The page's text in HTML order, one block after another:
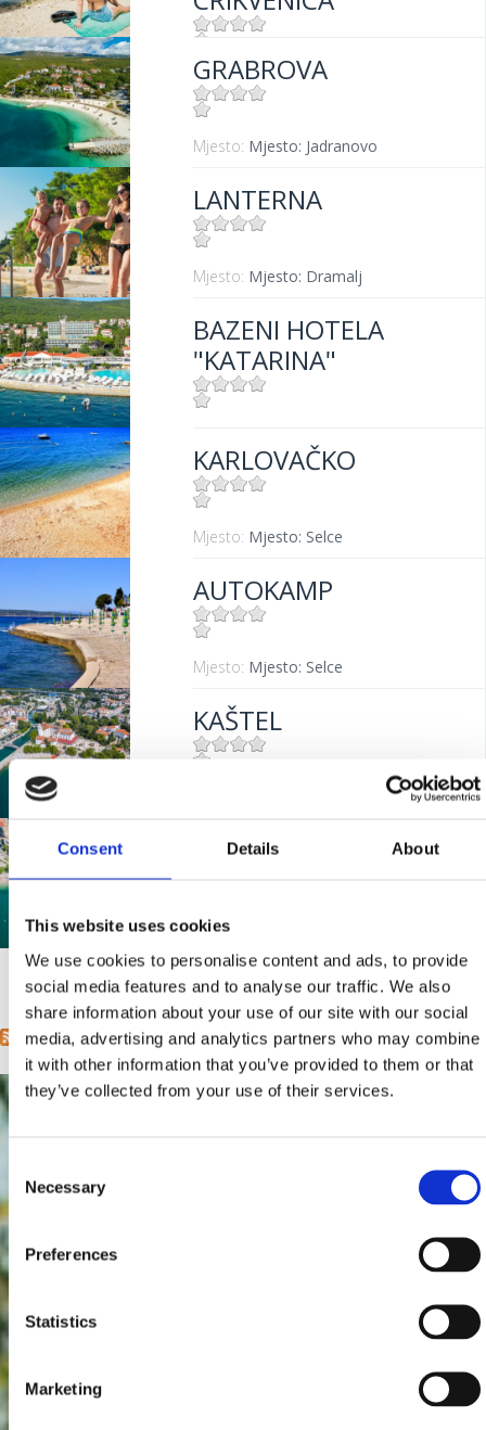
Consent Details About
This website uses cookies
We use cookies to personalise content and ads, to provide
social media features and to analyse our traffic. We also
share information about your use of our site with our social
media, advertising and analytics partners who may combine
it with other information that you’ve provided to them or that
they’ve collected from your use of their services.
Selection
Necessary
Preferences
Statistics
Marketing
Mjesto:Mjesto: Crikvenica
GRABROVA
Mjesto: Mjesto: Jadranovo
LANTERNA
Mjesto: Mjesto: Dramalj
BAZENI HOTELA
"KATARINA"
KARLOVAČKO
Mjesto: Mjesto: Selce
AUTOKAMP
Mjesto: Mjesto: Selce
KAŠTEL
BALUSTRADA
Mjesto:
Stranice 1 2 sljedeća › posljednja »